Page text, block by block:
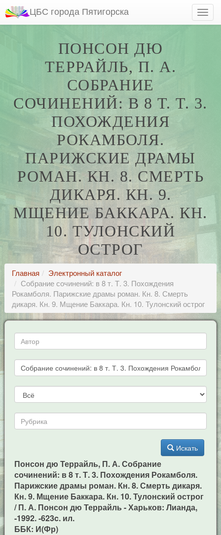
ЦБС города Пятигорска
ПОНСОН ДЮ
ТЕРРАЙЛЬ, П. А.
СОБРАНИЕ
СОЧИНЕНИЙ: В 8 Т. Т. 3.
ПОХОЖДЕНИЯ
РОКАМБОЛЯ.
ПАРИЖСКИЕ ДРАМЫ
РОМАН. КН. 8. СМЕРТЬ
ДИКАРЯ. КН. 9.
МЩЕНИЕ БАККАРА. КН.
10. ТУЛОНСКИЙ
ОСТРОГ
Главная
Электронный каталог
Собрание сочинений: в 8 т. Т. 3. Похождения
Рокамболя. Парижские драмы роман. Кн. 8. Смерть
дикаря. Кн. 9. Мщение Баккара. Кн. 10. Тулонский острог
Искать
Понсон дю Террайль, П. А. Собрание
сочинений: в 8 т. Т. 3. Похождения Рокамболя.
Парижские драмы роман. Кн. 8. Смерть дикаря.
Кн. 9. Мщение Баккара. Кн. 10. Тулонский острог
/ П. А. Понсон дю Террайль - Харьков: Лианда,
-1992. -623c. ил.
ББК: И(Фр)